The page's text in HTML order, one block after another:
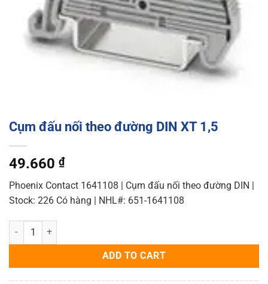
Cụm đấu nối theo đường DIN XT 1,5
49.660 ₫
Phoenix Contact 1641108 | Cụm đấu nối theo đường DIN |
Stock: 226 Có hàng | NHL#: 651-1641108
Cụm đấu nối theo đường DIN XT 1,5 quantity
ADD TO CART